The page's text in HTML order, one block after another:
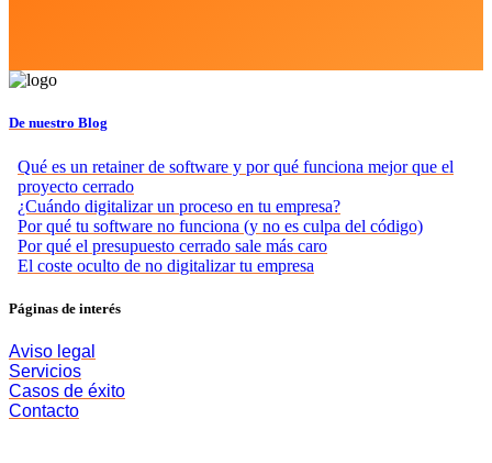
De nuestro Blog
Qué es un retainer de software y por qué funciona mejor que el
proyecto cerrado
¿Cuándo digitalizar un proceso en tu empresa?
Por qué tu software no funciona (y no es culpa del código)
Por qué el presupuesto cerrado sale más caro
El coste oculto de no digitalizar tu empresa
Páginas de interés
Aviso legal
Servicios
Casos de éxito
Contacto